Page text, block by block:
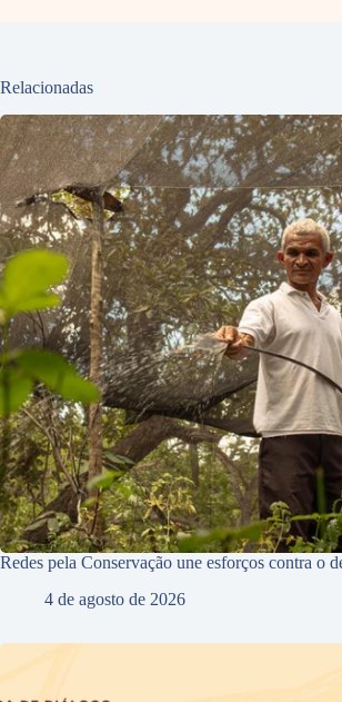
Relacionadas
Redes pela Conservação une esforços contra o
4 de agosto de 2026